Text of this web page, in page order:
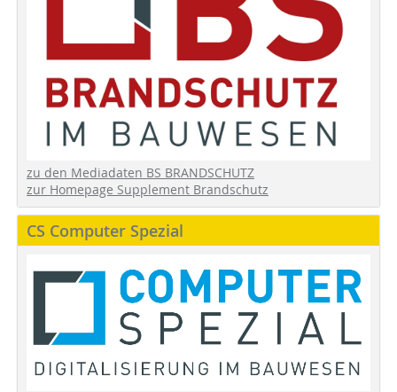
zu den Mediadaten BS BRANDSCHUTZ
zur Homepage Supplement Brandschutz
CS Computer Spezial